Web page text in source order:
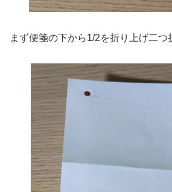
まず便箋の下から1/2を折り上げ二つ